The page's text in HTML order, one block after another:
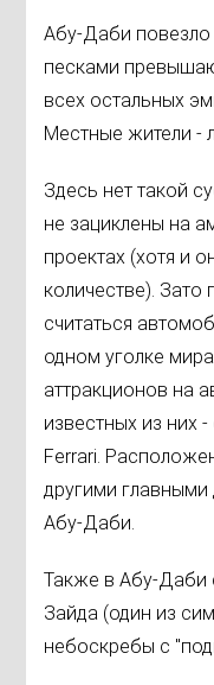
Абу-Даби повезло
песками
всех остальных
Местные жители -
Здесь нет такой
не зациклены на
проектах (хотя и
количестве).
считаться
одном уголке
аттракционов на
известных из них
Ferrari.
другими главными
Абу-Даби.
Также в Абу-Даби
Зайда (один из
небоскребы с